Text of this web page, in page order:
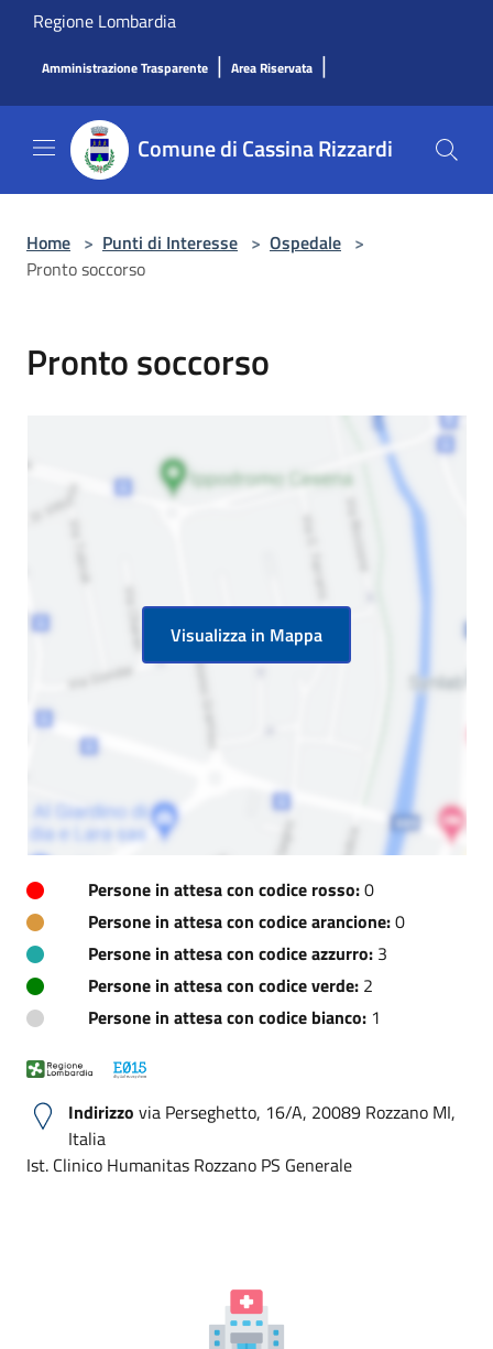
Salta al contenuto principale
Regione Lombardia
Amministrazione Trasparente | Area Riservata |
Comune di Cassina Rizzardi
Home > Punti di Interesse > Ospedale >
Pronto soccorso
Pronto soccorso
Visualizza in Mappa
Persone in attesa con codice rosso:0
Persone in attesa con codice arancione:0
Persone in attesa con codice azzurro: 3
Persone in attesa con codice verde: 2
Persone in attesa con codice bianco: 1
Indirizzo via Perseghetto, 16/A, 20089 Rozzano MI,
Italia
Ist. Clinico Humanitas Rozzano PS Generale